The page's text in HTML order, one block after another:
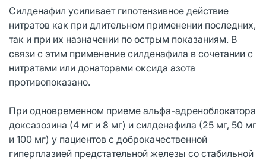
Силденафил усиливает гипотензивное действие
нитратов как при длительном применении последних,
так и при их назначении по острым показаниям. В
связи с этим применение силденафила в сочетании с
нитратами или донаторами оксида азота
противопоказано.
При одновременном приеме альфа-адреноблокатора
доксазозина (4 мг и 8 мг) и силденафила (25 мг, 50 мг
и 100 мг) у пациентов с доброкачественной
гиперплазией предстательной железы со стабильной